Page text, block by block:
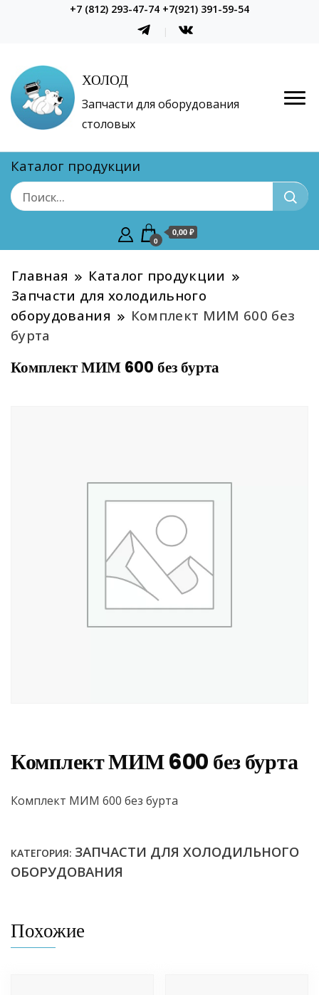
+7 (812) 293-47-74 +7(921) 391-59-54
ХОЛОД
Запчасти для оборудования
столовых
Каталог продукции
0
0,00 ₽
Главная
Каталог продукции
Запчасти для холодильного
оборудования
Комплект МИМ 600 без
бурта
Комплект МИМ 600 без бурта
Комплект МИМ 600 без бурта
Комплект МИМ 600 без бурта
КАТЕГОРИЯ: ЗАПЧАСТИ ДЛЯ ХОЛОДИЛЬНОГО
ОБОРУДОВАНИЯ
Похожие